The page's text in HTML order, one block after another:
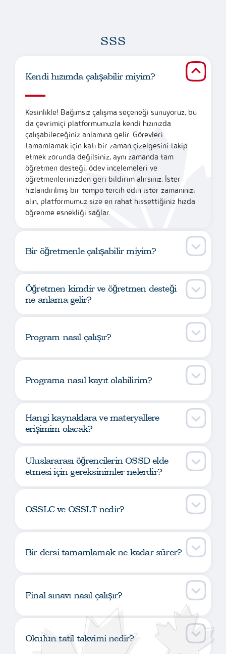
SSS
Kendi hızımda çalışabilir miyim?
Kesinlikle! Bağımsız çalışma seçeneği sunuyoruz, bu
da çevrimiçi platformumuzla kendi hızınızda
çalışabileceğiniz anlamına gelir. Görevleri
tamamlamak için katı bir zaman çizelgesini takip
etmek zorunda değilsiniz, aynı zamanda tam
öğretmen desteği, ödev incelemeleri ve
öğretmenlerinizden geri bildirim alırsınız. İster
hızlandırılmış bir tempo tercih edin ister zamanınızı
alın, platformumuz size en rahat hissettiğiniz hızda
öğrenme esnekliği sağlar.
Bir öğretmenle çalışabilir miyim?
Öğretmen kimdir ve öğretmen desteği
ne anlama gelir?
Program nasıl çalışır?
Programa nasıl kayıt olabilirim?
Hangi kaynaklara ve materyallere
erişimim olacak?
Uluslararası öğrencilerin OSSD elde
etmesi için gereksinimler nelerdir?
OSSLC ve OSSLT nedir?
Bir dersi tamamlamak ne kadar sürer?
Final sınavı nasıl çalışır?
Okulun tatil takvimi nedir?